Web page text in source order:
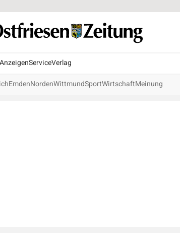
AnzeigenServiceVerlag
EmdenNordenWittmundSportWirtschaftMeinung